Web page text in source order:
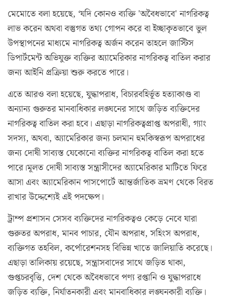
মেমোতে বলা হয়েছে, ‘যদি কোনও ব্যক্তি 'অবৈধভাবে' নাগরিকত্ব
লাভ করেন অথবা বস্তুগত তথ্য গোপন করে বা ইচ্ছাকৃতভাবে ভুল
উপস্থাপনের মাধ্যমে নাগরিকত্ব অর্জন করেন তাহলে জাস্টিস
ডিপার্টমেন্ট অভিযুক্ত ব্যক্তির অ্যামেরিকার নাগরিকত্ব বাতিল করার
জন্য আইনি প্রক্রিয়া শুরু করতে পারে।
এতে আরও বলা হয়েছে, যুদ্ধাপরাধ, বিচারবহির্ভূত হত্যাকাণ্ড বা
অন্যান্য গুরুতর মানবাধিকার লঙ্ঘনের সাথে জড়িত ব্যক্তিদের
নাগরিকত্ব বাতিল করা হবে। এছাড়া নাগরিকত্বপ্রাপ্ত অপরাধী, গ্যাং
সদস্য, অথবা, অ্যামেরিকার জন্য চলমান হুমকিস্বরূপ অপরাধের
জন্য দোষী সাব্যস্ত যেকোনো ব্যক্তির নাগরিকত্ব বাতিল করা হতে
পারে।মূলত দোষী সাব্যস্ত সন্ত্রাসীদের অ্যামেরিকার মাটিতে ফিরে
আসা এবং অ্যামেরিকান পাসপোর্টে আন্তর্জাতিক ভ্রমণ থেকে বিরত
রাখার উদ্দেশ্যেই এই পদক্ষেপ।
ট্রাম্প প্রশাসন সেসব ব্যক্তিদের নাগরিকত্বও কেড়ে নেবে যারা
গুরুতর অপরাধ, মানব পাচার, যৌন অপরাধ, সহিংস অপরাধ,
ব্যক্তিগত তহবিল, কর্পোরেশনসহ বিভিন্ন খাতে জালিয়াতি করেছে।
এছাড়া তালিকায় রয়েছে, সন্ত্রাসবাদের সাথে জড়িত থাকা,
গুপ্তচরবৃত্তি, দেশ থেকে অবৈধভাবে পণ্য রপ্তানি ও যুদ্ধাপরাধে
জড়িত ব্যক্তি, নির্যাতনকারী এবং মানবাধিকার লঙ্ঘনকারী ব্যক্তি।